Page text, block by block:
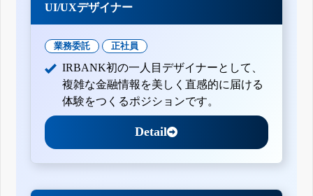
UI/UXデザイナー
業務委託 正社員
IRBANK初の一人目デザイナーとして、
複雑な金融情報を美しく直感的に届ける
体験をつくるポジションです。
Detail